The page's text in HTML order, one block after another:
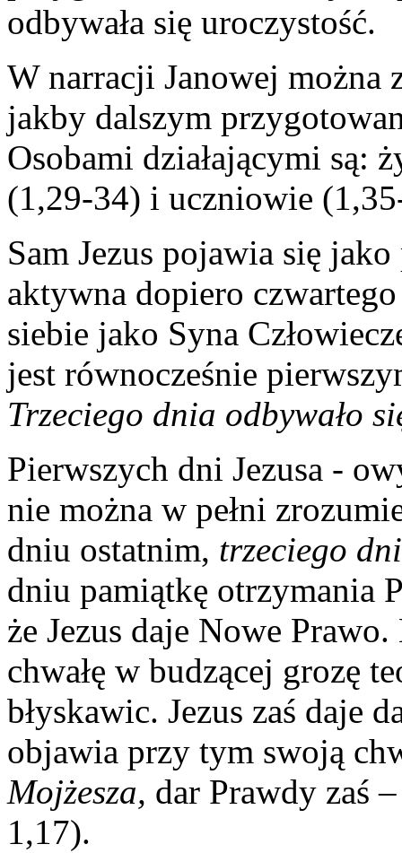
odbywała się uroczystość.
W narracji Janowej można
jakby dalszym
Osobami działającymi są:
(1,29-34) i uczniowie
Sam Jezus pojawia się
aktywna dopiero
siebie jako Syna
jest równocześnie
Trzeciego dnia odbywało
Pierwszych dni Jezusa -
nie można w pełni
dniu ostatnim, trzeciego
dniu pamiątkę otrzymania
że Jezus daje Nowe
chwałę w budzącej grozę
błyskawic. Jezus zaś daje
objawia przy tym swoją
Mojżesza, dar Prawdy zaś
1,17).